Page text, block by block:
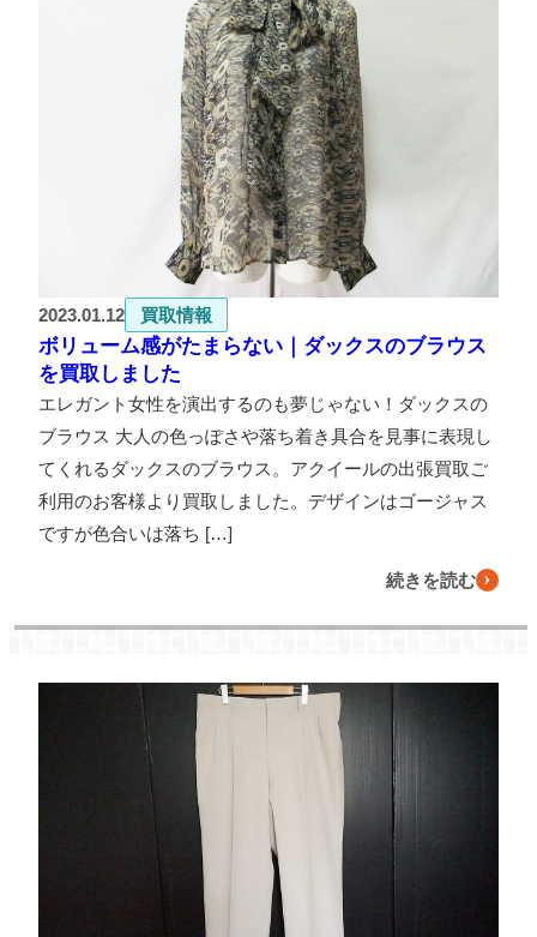
2023.01.12 買取情報
ボリューム感がたまらない｜ダックスのブラウス
を買取しました
エレガント女性を演出するのも夢じゃない！ダックスの
ブラウス 大人の色っぽさや落ち着き具合を見事に表現し
てくれるダックスのブラウス。アクイールの出張買取ご
利用のお客様より買取しました。デザインはゴージャス
ですが色合いは落ち […]
続きを読む